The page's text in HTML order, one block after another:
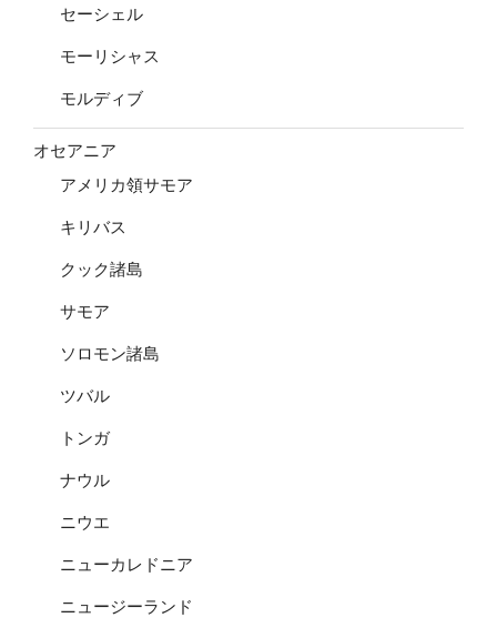
セーシェル
モーリシャス
モルディブ
オセアニア
アメリカ領サモア
キリバス
クック諸島
サモア
ソロモン諸島
ツバル
トンガ
ナウル
ニウエ
ニューカレドニア
ニュージーランド